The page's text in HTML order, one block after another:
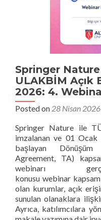
Springer Nature
ULAKBİM Açık
2026: 4.
Posted on 28 Nisan 2026
Springer Nature ile
imzalanan ve 01 Ocak
başlayan Dönüşüm
Agreement, TA)
webinarı
konusu webinar
olan kurumlar, açık
sunulan olanaklara
Ayrıca, katılımcılara